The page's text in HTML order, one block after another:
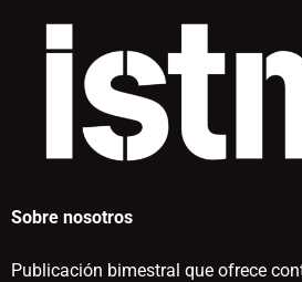
Sobre nosotros
Publicación bimestral que ofrece